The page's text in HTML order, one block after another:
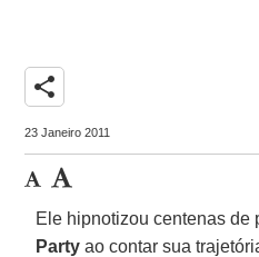
share
23 Janeiro 2011
Ele hipnotizou centenas
Party ao contar sua